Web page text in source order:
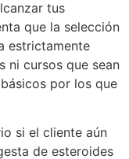
tus
que la selección
estrictamente
ni cursos que sean
por los que
si el cliente aún
de esteroides